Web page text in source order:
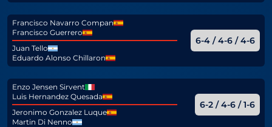
Francisco Navarro Compan
Francisco Guerrero
Juan Tello
Eduardo Alonso Chillaron
6-4 / 4-6 / 4-6
Enzo Jensen Sirvent
Luis Hernandez Quesada
Jeronimo Gonzalez Luque
Martin Di Nenno
6-2 / 4-6 / 1-6